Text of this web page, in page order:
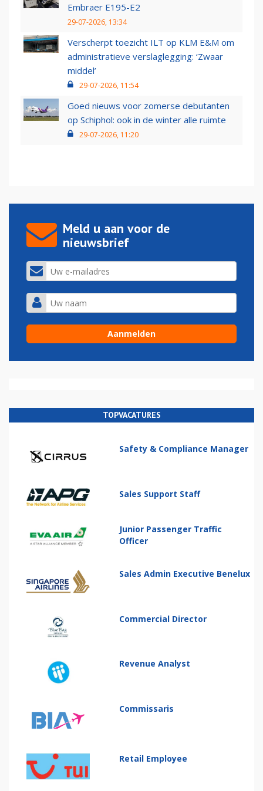
Embraer E195-E2
29-07-2026, 13:34
Verscherpt toezicht ILT op KLM E&M om
administratieve verslaglegging: ‘Zwaar
middel’
29-07-2026, 11:54
Goed nieuws voor zomerse debutanten
op Schiphol: ook in de winter alle ruimte
29-07-2026, 11:20
Meld u aan voor de
nieuwsbrief
TOPVACATURES
Safety & Compliance Manager
Sales Support Staff
Junior Passenger Traffic
Officer
Sales Admin Executive Benelux
Commercial Director
Revenue Analyst
Commissaris
Retail Employee